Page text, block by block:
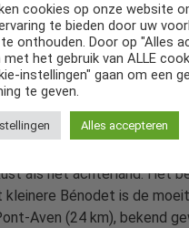
dit vrijstaande,
op nog geen 3 km. Het
grasveld van 400 m2.
restaurantjes en
als het achterland. Het
Bénodet is de
Aven (24 km), bekend
cookies op onze website
te bieden door uw
onthouden. Door op "Alles
het gebruik van ALLE
instellingen" gaan om een
te geven.
Alles accepteren